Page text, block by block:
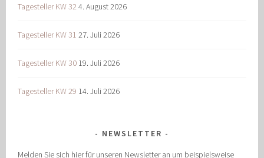
Tagesteller KW 324. August 2026
Tagesteller KW 31 27. Juli 2026
Tagesteller KW 30 19. Juli 2026
Tagesteller KW 29 14. Juli 2026
NEWSLETTER
Melden Sie sich hier für unseren Newsletter an um beispielsweise